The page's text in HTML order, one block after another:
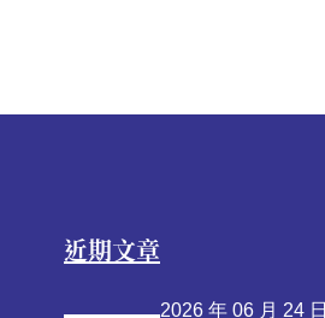
近期文章
2026 年 06 月 24 日